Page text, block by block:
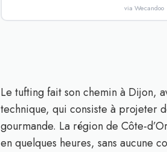
via Wecandoo
Le tufting fait son chemin à Dijon,
technique, qui consiste à projeter
gourmande. La région de Côte-
en quelques heures, sans aucune